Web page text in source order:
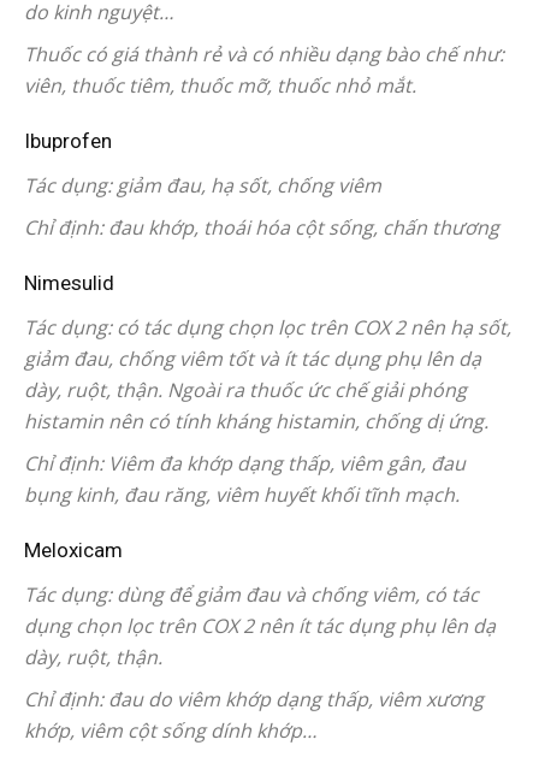
do kinh nguyệt…
Thuốc có giá thành rẻ và có nhiều dạng bào chế như:
viên, thuốc tiêm, thuốc mỡ, thuốc nhỏ mắt.
Ibuprofen
Tác dụng: giảm đau, hạ sốt, chống viêm
Chỉ định: đau khớp, thoái hóa cột sống, chấn thương
Nimesulid
Tác dụng: có tác dụng chọn lọc trên COX 2 nên hạ sốt,
giảm đau, chống viêm tốt và ít tác dụng phụ lên dạ
dày, ruột, thận. Ngoài ra thuốc ức chế giải phóng
histamin nên có tính kháng histamin, chống dị ứng.
Chỉ định: Viêm đa khớp dạng thấp, viêm gân, đau
bụng kinh, đau răng, viêm huyết khối tĩnh mạch.
Meloxicam
Tác dụng: dùng để giảm đau và chống viêm, có tác
dụng chọn lọc trên COX 2 nên ít tác dụng phụ lên dạ
dày, ruột, thận.
Chỉ định: đau do viêm khớp dạng thấp, viêm xương
khớp, viêm cột sống dính khớp…